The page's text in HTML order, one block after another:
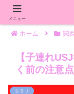
ホーム 関
【子連れ
く前の注意
ＵＳＪ
メニュー